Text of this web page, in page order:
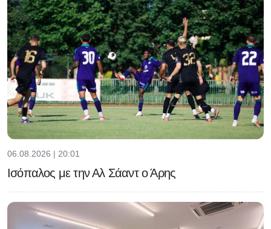
06.08.2026 | 20:01
Ισόπαλος με την Αλ Σάαντ ο Άρης